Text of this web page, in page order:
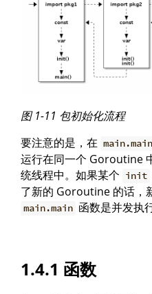
图 1-11 包初始化流程
要注意的是，在 main.main
运行在同一个 Goroutine
统线程中。如果某个 init
了新的 Goroutine 的话，
main.main 函数是并发执
1.4.1 函数